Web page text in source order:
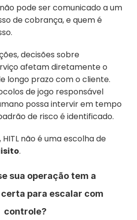
pode ser comunicado a um
de cobrança, e quem é
decisões sobre
afetam diretamente o
longo prazo com o cliente.
de jogo responsável
possa intervir em tempo
de risco é identificado.
não é uma escolha de
.
sua operação tem a
para escalar com
controle?